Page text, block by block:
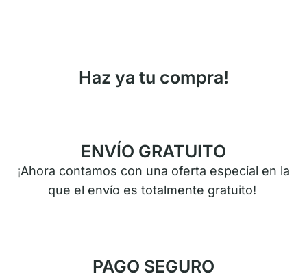
Haz ya tu compra!
ENVÍO GRATUITO
¡Ahora contamos con una oferta especial en la
que el envío es totalmente gratuito!
PAGO SEGURO